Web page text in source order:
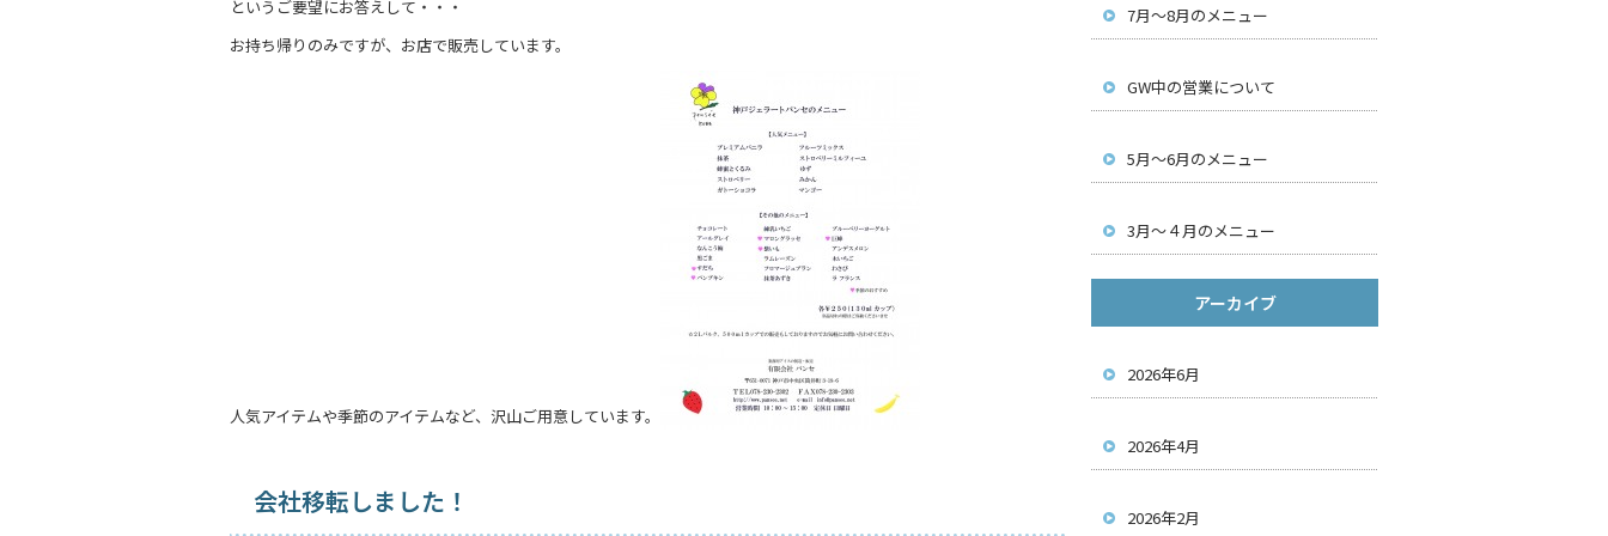
e
b
というご要望にお答えして・・・
お持ち帰りのみですが、お店で販売しています。
人気アイテムや季節のアイテムなど、沢山ご用意しています。
会社移転しました！
7月～8月のメニュー
GW中の営業について
5月～6月のメニュー
3月～４月のメニュー
アーカイブ
2026年6月
2026年4月
2026年2月